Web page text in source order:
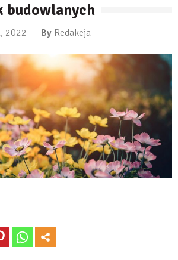
budowlanych
2022 By Redakcja